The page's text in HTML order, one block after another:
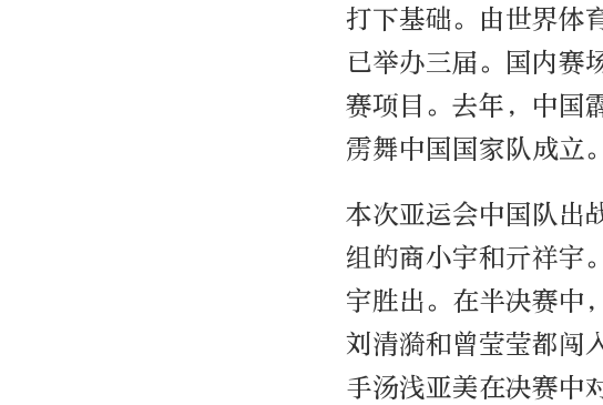
打下基础。由世界体
已举办三届。国内赛
赛项目。去年，中国
雳舞中国国家队成立。
本次亚运会中国队出
组的商小宇和亓祥宇
宇胜出。在半决赛中
刘清漪和曾莹莹都闯
手汤浅亚美在决赛中